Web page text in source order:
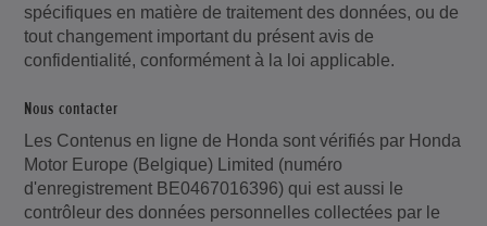
spécifiques en matière de traitement des données, ou de
tout changement important du présent avis de
confidentialité, conformément à la loi applicable.
Nous contacter
Les Contenus en ligne de Honda sont vérifiés par Honda
Motor Europe (Belgique) Limited (numéro
d'enregistrement BE0467016396) qui est aussi le
contrôleur des données personnelles collectées par le